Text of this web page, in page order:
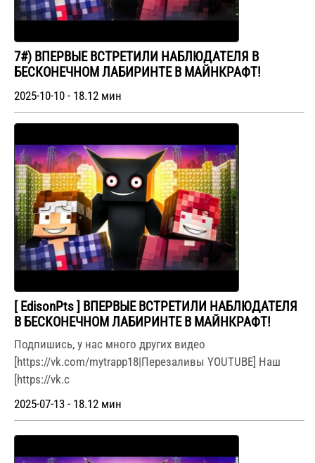
7#) ВПЕРВЫЕ ВСТРЕТИЛИ НАБЛЮДАТЕЛЯ В
БЕСКОНЕЧНОМ ЛАБИРИНТЕ В МАЙНКРАФТ!
2025-10-10 - 18.12 мин
[ EdisonPts ] ВПЕРВЫЕ ВСТРЕТИЛИ НАБЛЮДАТЕЛЯ
В БЕСКОНЕЧНОМ ЛАБИРИНТЕ В МАЙНКРАФТ!
Подпишись, у нас много других видео
[https://vk.com/mytrapp18|Перезаливы YOUTUBE] Наш
[https://vk.c
2025-07-13 - 18.12 мин